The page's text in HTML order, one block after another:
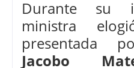
Durante su
ministra
presentada
Jacobo